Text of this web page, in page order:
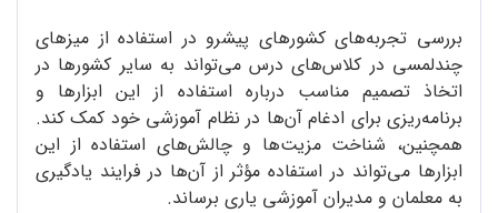
بررسی تجربه‌های کشورهای پیشرو در استفاده از میزهای
چندلمسی در کلاس‌های درس می‌تواند به سایر کشورها در
اتخاذ تصمیم مناسب درباره استفاده از این ابزارها و
برنامه‌ریزی برای ادغام آن‌ها در نظام آموزشی خود کمک کند.
همچنین، شناخت مزیت‌ها و چالش‌های استفاده از این
ابزارها می‌تواند در استفاده مؤثر از آن‌ها در فرایند یادگیری
به معلمان و مدیران آموزشی یاری برساند.